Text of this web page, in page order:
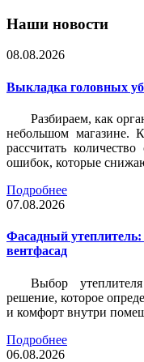
Наши новости
08.08.2026
Выкладка головных
Разбираем, как
небольшом магазине.
рассчитать
ошибок, которые
Подробнее
07.08.2026
Фасадный
вентфасад
Выбор
решение, которое
и комфорт внутри
Подробнее
06.08.2026